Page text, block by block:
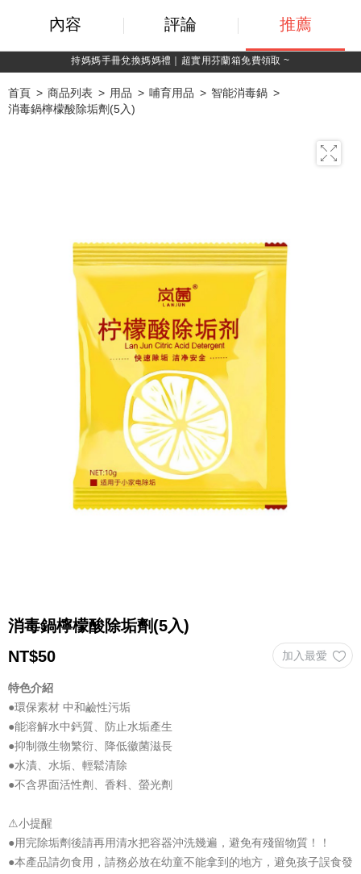
持媽媽手冊兌換媽媽禮｜超實用芬蘭箱免費領取 ~
首頁 商品列表 用品 哺育用品
智能消毒鍋
消毒鍋檸檬酸除垢劑(5入)
消毒鍋檸檬酸除垢劑(5入)
NT$50
特色介紹
●環保素材 中和鹼性污垢
●能溶解水中鈣質、防止水垢產生
●抑制微生物繁衍、降低徽菌滋長
●水漬、水垢、輕鬆清除
●不含界面活性劑、香料、螢光劑
⚠小提醒
●用完除垢劑後請再用清水把容器沖洗幾遍，避免有殘留物質！！
●本產品請勿食用，請務必放在幼童不能拿到的地方，避免孩子誤食發
內容 評論 推薦